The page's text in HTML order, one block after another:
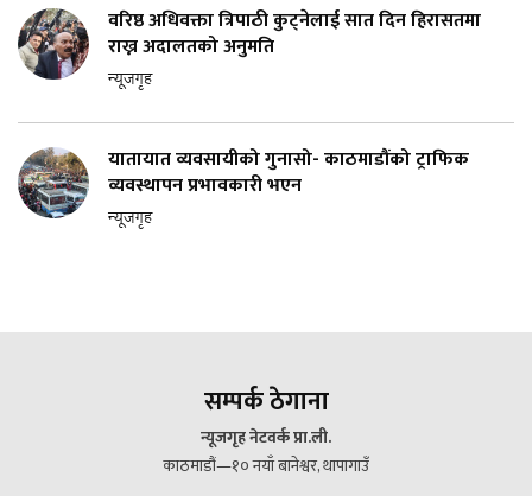
वरिष्ठ अधिवक्ता त्रिपाठी कुट्नेलाई सात दिन हिरासतमा
राख्न अदालतको अनुमति
न्यूजगृह
यातायात व्यवसायीको गुनासो- काठमाडौंको ट्राफिक
व्यवस्थापन प्रभावकारी भएन
न्यूजगृह
सम्पर्क ठेगाना
न्यूजगृह नेटवर्क प्रा.ली.
काठमाडौं—१० नयाँ बानेश्वर, थापागाउँ